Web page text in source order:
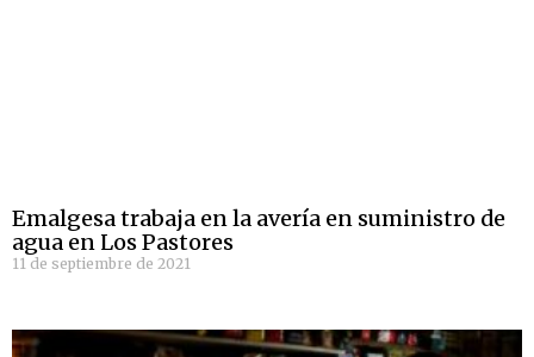
Emalgesa trabaja en la avería en suministro de
agua en Los Pastores
11 de septiembre de 2021